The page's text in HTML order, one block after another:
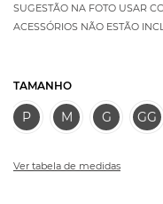
SUGESTÃO NA FOTO USAR
ACESSÓRIOS NÃO ESTÃO
TAMANHO
P M G GG
Ver tabela de medidas